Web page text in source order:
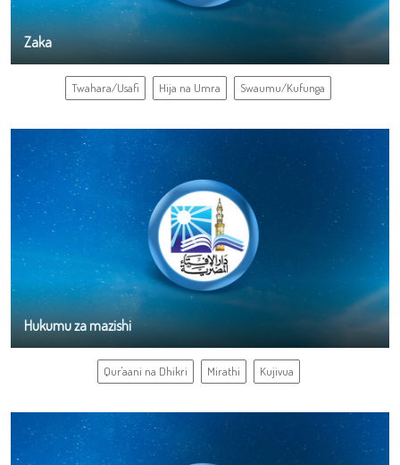
Zaka
Twahara/Usafi Hija na Umra Swaumu/Kufunga
Hukumu za mazishi
Qur'aani na Dhikri Mirathi Kujivua